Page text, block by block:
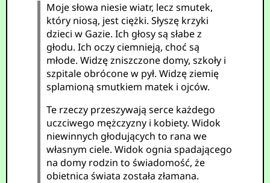
Moje słowa niesie wiatr, lecz smutek,
który niosą, jest ciężki. Słyszę krzyki
dzieci w Gazie. Ich głosy są słabe z
głodu. Ich oczy ciemnieją, choć są
młode. Widzę zniszczone domy, szkoły i
szpitale obrócone w pył. Widzę ziemię
splamioną smutkiem matek i ojców.
Te rzeczy przeszywają serce każdego
uczciwego mężczyzny i kobiety. Widok
niewinnych głodujących to rana we
własnym ciele. Widok ognia spadającego
na domy rodzin to świadomość, że
obietnica świata została złamana.